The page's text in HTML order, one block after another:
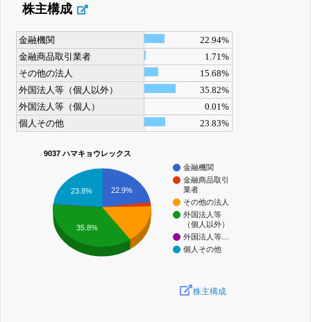
株主構成
金融機関
22.94%
金融商品取引業者
1.71%
その他の法人
15.68%
外国法人等（個人以外）
35.82%
外国法人等（個人）
0.01%
個人その他
23.83%
9037 ハマキョウレックス
金融機関
金融商品取引
業者
その他の法人
外国法人等
（個人以外）
外国法人等…
個人その他
22.9%
23.8%
35.8%
株主構成